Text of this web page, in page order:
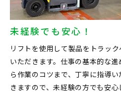
未経験でも安心！
リフトを使用して製品をトラッ
いただきます。仕事の基本的な
ら作業のコツまで、丁寧に指導
きますので、未経験の方でも安心